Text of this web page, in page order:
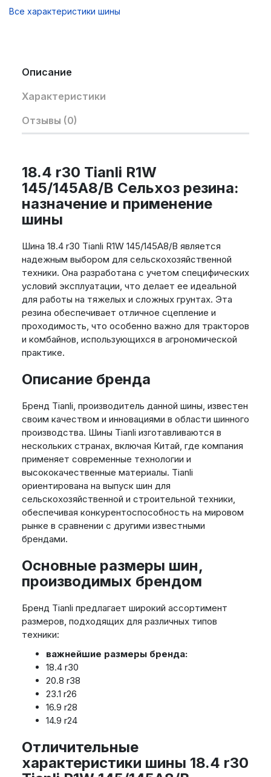
Все характеристики шины
Описание
Характеристики
Отзывы (0)
18.4 r30 Tianli R1W
145/145A8/B Сельхоз резина:
назначение и применение
шины
Шина 18.4 r30 Tianli R1W 145/145A8/B является
надежным выбором для сельскохозяйственной
техники. Она разработана с учетом специфических
условий эксплуатации, что делает ее идеальной
для работы на тяжелых и сложных грунтах. Эта
резина обеспечивает отличное сцепление и
проходимость, что особенно важно для тракторов
и комбайнов, использующихся в агрономической
практике.
Описание бренда
Бренд Tianli, производитель данной шины, известен
своим качеством и инновациями в области шинного
производства. Шины Tianli изготавливаются в
нескольких странах, включая Китай, где компания
применяет современные технологии и
высококачественные материалы. Tianli
ориентирована на выпуск шин для
сельскохозяйственной и строительной техники,
обеспечивая конкурентоспособность на мировом
рынке в сравнении с другими известными
брендами.
Основные размеры шин,
производимых брендом
Бренд Tianli предлагает широкий ассортимент
размеров, подходящих для различных типов
техники:
важнейшие размеры бренда:
18.4 r30
20.8 r38
23.1 r26
16.9 r28
14.9 r24
Отличительные
характеристики шины 18.4 r30